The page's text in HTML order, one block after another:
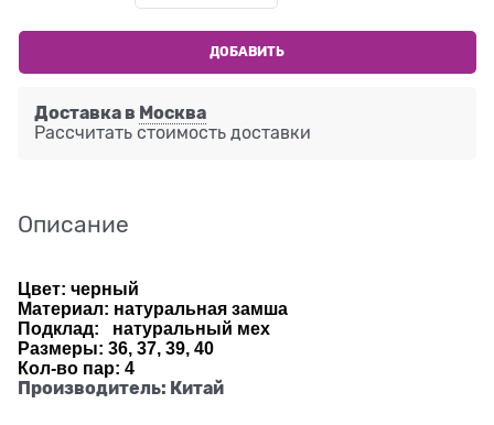
ДОБАВИТЬ
Доставка в Москва
Рассчитать стоимость доставки
Описание
Цвет: черный
Материал: натуральная замша
Подклад: натуральный мех
Размеры: 36, 37, 39, 40
Кол-во пар: 4
Производитель: Китай